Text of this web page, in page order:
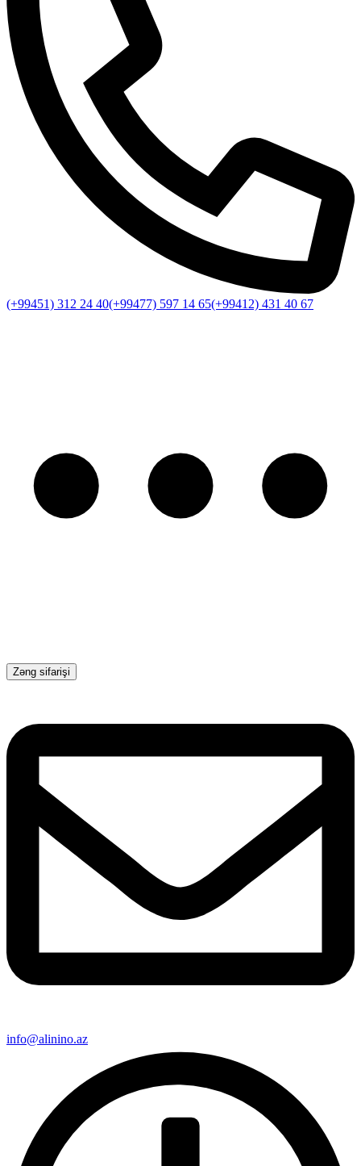
(+99451) 312 24 40(+99477) 597 14 65(+99412) 431 40 67
Zəng sifarişi
info@alinino.az